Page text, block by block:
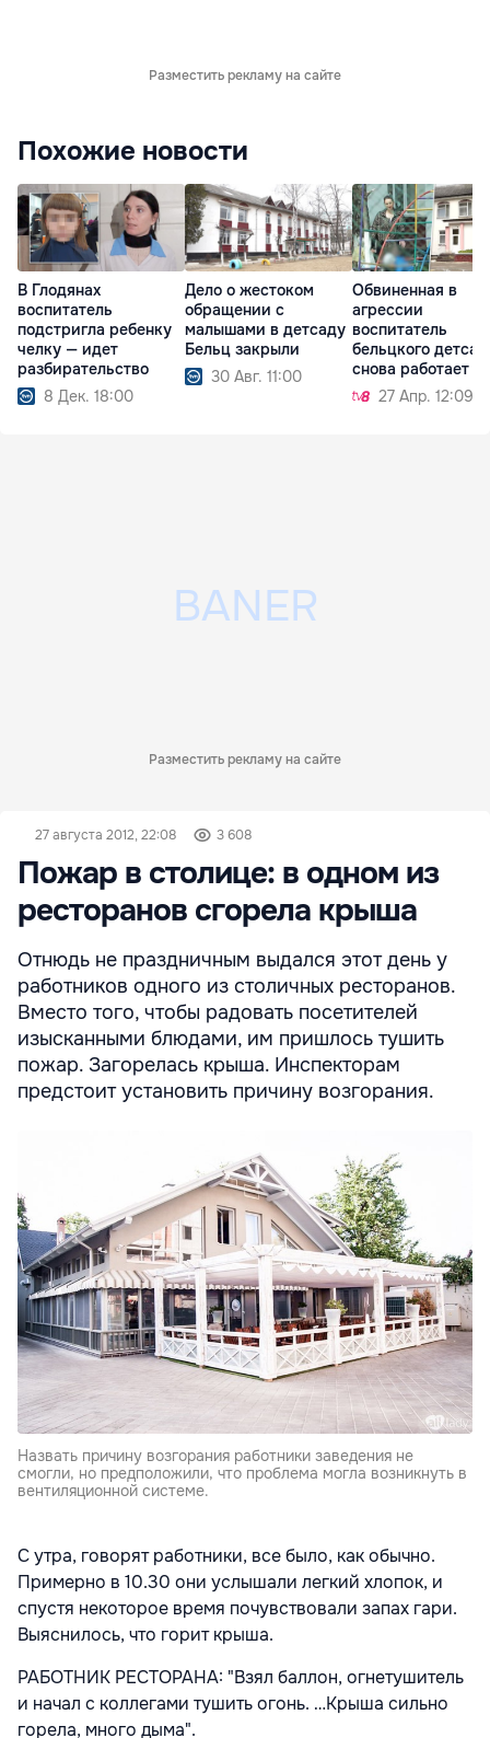
Разместить рекламу на сайте
Похожие новости
В Глодянах
воспитатель
подстригла ребенку
челку — идет
разбирательство
8 Дек. 18:00
Дело о жестоком
обращении с
малышами в детсаду
Бельц закрыли
30 Авг. 11:00
Обвиненная в
агрессии
воспитатель
бельцкого
снова работает
27 Апр. 12:09
Разместить рекламу на сайте
27 августа 2012, 22:08 3 608
Пожар в столице: в одном из
ресторанов сгорела крыша
Отнюдь не праздничным выдался этот день у
работников одного из столичных ресторанов.
Вместо того, чтобы радовать посетителей
изысканными блюдами, им пришлось тушить
пожар. Загорелась крыша. Инспекторам
предстоит установить причину возгорания.
Назвать причину возгорания работники заведения не
смогли, но предположили, что проблема могла возникнуть в
вентиляционной системе.
С утра, говорят работники, все было, как обычно.
Примерно в 10.30 они услышали легкий хлопок, и
спустя некоторое время почувствовали запах гари.
Выяснилось, что горит крыша.
РАБОТНИК РЕСТОРАНА: "Взял баллон, огнетушитель
и начал с коллегами тушить огонь. …Крыша сильно
горела, много дыма".